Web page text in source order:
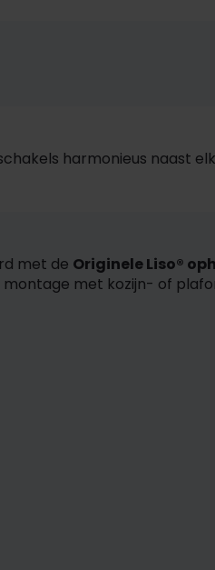
harmonieus naast
met de Originele Liso®
met kozijn- of